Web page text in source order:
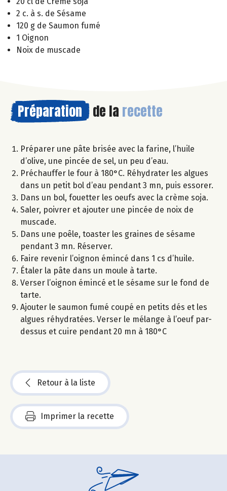
2 c. à s. de Sésame
120 g de Saumon fumé
1 Oignon
Noix de muscade
Préparation de la recette
Préparer une pâte brisée avec la farine, l’huile
d’olive, une pincée de sel, un peu d’eau.
Préchauffer le four à 180°C. Réhydrater les algues
dans un petit bol d’eau pendant 3 mn, puis essorer.
Dans un bol, fouetter les oeufs avec la crème soja.
Saler, poivrer et ajouter une pincée de noix de
muscade.
Dans une poêle, toaster les graines de sésame
pendant 3 mn. Réserver.
Faire revenir l’oignon émincé dans 1 cs d’huile.
Étaler la pâte dans un moule à tarte.
Verser l’oignon émincé et le sésame sur le fond de
tarte.
Ajouter le saumon fumé coupé en petits dés et les
algues réhydratées. Verser le mélange à l’oeuf par-
dessus et cuire pendant 20 mn à 180°C
Retour à la liste
Imprimer la recette